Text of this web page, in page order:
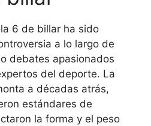
6 de billar ha sido
a lo largo de
debates apasionados
del deporte. La
a décadas atrás,
estándares de
la forma y el peso